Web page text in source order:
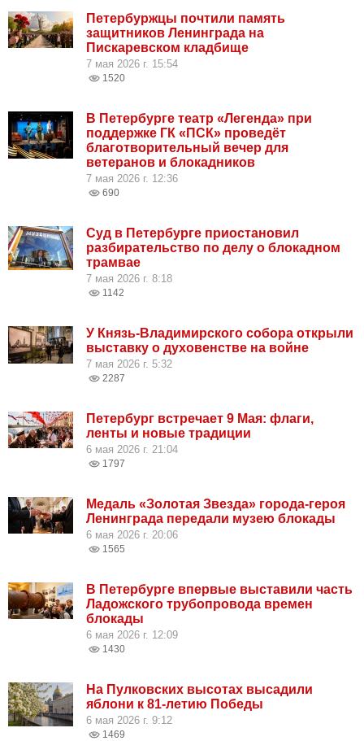
Петербуржцы почтили память
защитников Ленинграда на
Пискаревском кладбище
7 мая 2026 г. 15:54
1520
В Петербурге театр «Легенда» при
поддержке ГК «ПСК» проведёт
благотворительный вечер для
ветеранов и блокадников
7 мая 2026 г. 12:36
690
Суд в Петербурге приостановил
разбирательство по делу о блокадном
трамвае
7 мая 2026 г. 8:18
1142
У Князь-Владимирского собора открыли
выставку о духовенстве на войне
7 мая 2026 г. 5:32
2287
Петербург встречает 9 Мая: флаги,
ленты и новые традиции
6 мая 2026 г. 21:04
1797
Медаль «Золотая Звезда» города-героя
Ленинграда передали музею блокады
6 мая 2026 г. 20:06
1565
В Петербурге впервые выставили часть
Ладожского трубопровода времен
блокады
6 мая 2026 г. 12:09
1430
На Пулковских высотах высадили
яблони к 81-летию Победы
6 мая 2026 г. 9:12
1469